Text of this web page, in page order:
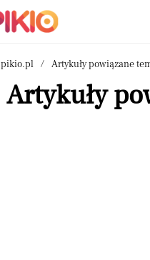
pikio.pl Artykuły powiązane
Artykuły